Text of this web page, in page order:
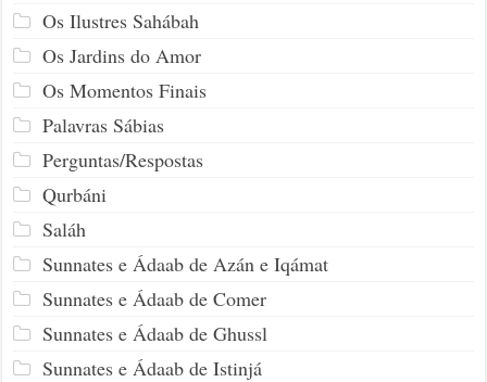
Os Ilustres Sahábah
Os Jardins do Amor
Os Momentos Finais
Palavras Sábias
Perguntas/Respostas
Qurbáni
Saláh
Sunnates e Ádaab de Azán e Iqámat
Sunnates e Ádaab de Comer
Sunnates e Ádaab de Ghussl
Sunnates e Ádaab de Istinjá